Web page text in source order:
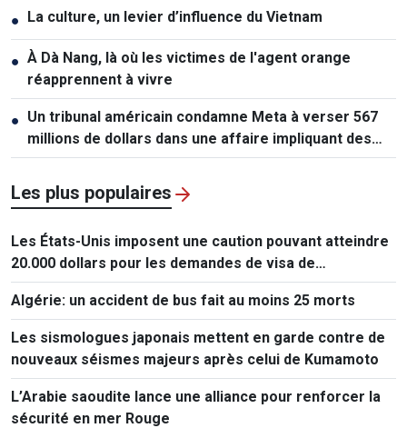
● La culture, un levier d’influence du Vietnam
● À Dà Nang, là où les victimes de l'agent orange
réapprennent à vivre
● Un tribunal américain condamne Meta à verser 567
millions de dollars dans une affaire impliquant des
mineurs
Les plus populaires
Les États-Unis imposent une caution pouvant atteindre
20.000 dollars pour les demandes de visa de
ressortissants de 50 pays
Algérie: un accident de bus fait au moins 25 morts
Les sismologues japonais mettent en garde contre de
nouveaux séismes majeurs après celui de Kumamoto
L’Arabie saoudite lance une alliance pour renforcer la
sécurité en mer Rouge